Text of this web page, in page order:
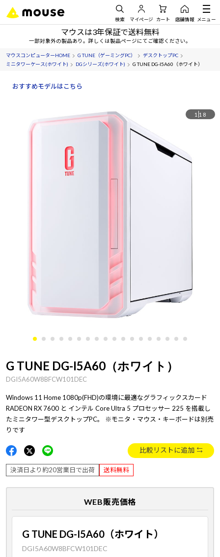
検索 マイページ カート 店舗情報 メニュー
マウスは3年保証で送料無料
一部対象外の製品あり。詳しくは製品ページにてご確認ください。
マウスコンピューターHOME G TUNE（ゲーミングPC）
デスクトップPC
ミニタワーケース(ホワイト)
DGシリーズ(ホワイト) G TUNE DG-I5A60（ホワイト）
おすすめモデルはこちら
1 18
G TUNE DG-I5A60（ホワイト）
DGI5A60W8BFCW101DEC
Windows 11 Home 1080p(FHD)の環境に最適なグラフィックスカード
RADEON RX 7600 と インテル Core Ultra 5 プロセッサー 225 を搭載し
たミニタワー型デスクトップPC。 ※モニタ・マウス・キーボードは別売
りです
比較リストに追加
決済日より約20営業日で出荷 送料無料
WEB販売価格
G TUNE DG-I5A60（ホワイト）
DGI5A60W8BFCW101DEC